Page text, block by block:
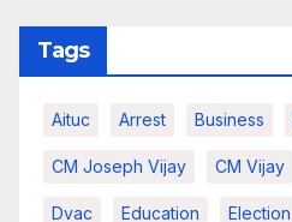
Tags
Aituc Arrest Business
CM Joseph Vijay CM Vijay
Dvac Education Election